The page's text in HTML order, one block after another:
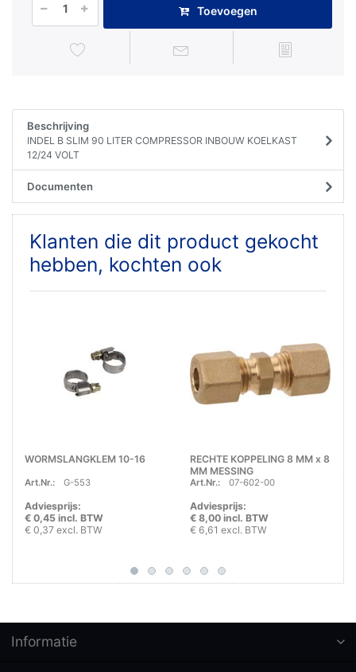
Toevoegen
Beschrijving
INDEL B SLIM 90 LITER COMPRESSOR INBOUW KOELKAST
12/24 VOLT
Documenten
Klanten die dit product gekocht
hebben, kochten ook
WORMSLANGKLEM 10-16
Art.Nr.: G-553
Adviesprijs:
€ 0,45 incl. BTW
€ 0,37 excl. BTW
RECHTE KOPPELING 8 MM x 8
MM MESSING
Art.Nr.: 07-602-00
Adviesprijs:
€ 8,00 incl. BTW
€ 6,61 excl. BTW
Informatie